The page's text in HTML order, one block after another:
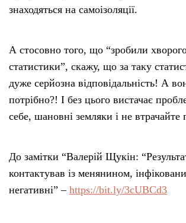
знаходяться на самоізоляції.
А стосовно того, що “зробили
статистики”, скажу, що за таку
дуже серйозна відповідальність! А
потрібно?! І без цього вистачає
себе, шановні земляки і не втрачайте
До замітки “Валерій Щукін:
контактував із менянином,
негативні” – https://bit.ly/3cUBCd3